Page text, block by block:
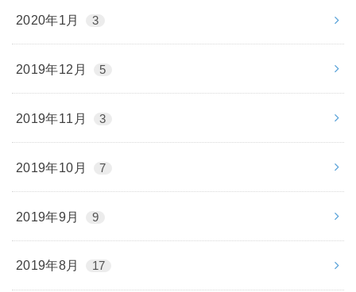
2020年1月 3
2019年12月 5
2019年11月 3
2019年10月 7
2019年9月 9
2019年8月 17